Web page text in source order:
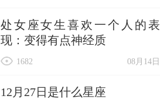
处女座女生喜欢一个人的表
现：变得有点神经质
08月14日
1682
12月27日是什么星座